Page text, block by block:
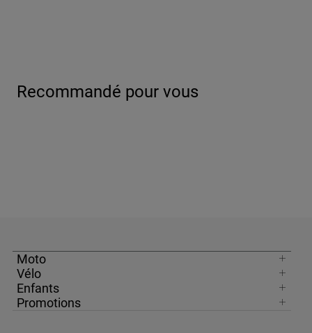
Recommandé pour vous
Moto
Vélo
Enfants
Promotions